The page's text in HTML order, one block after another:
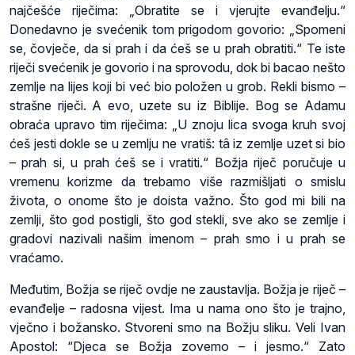
najčešće riječima: „Obratite se i vjerujte evanđelju.“
Donedavno je svećenik tom prigodom govorio: „Spomeni
se, čovječe, da si prah i da ćeš se u prah obratiti.“ Te iste
riječi svećenik je govorio i na sprovodu, dok bi bacao nešto
zemlje na lijes koji bi već bio položen u grob. Rekli bismo –
strašne riječi. A evo, uzete su iz Biblije. Bog se Adamu
obraća upravo tim riječima: „U znoju lica svoga kruh svoj
ćeš jesti dokle se u zemlju ne vratiš: tâ iz zemlje uzet si bio
– prah si, u prah ćeš se i vratiti.“ Božja riječ poručuje u
vremenu korizme da trebamo više razmišljati o smislu
života, o onome što je doista važno. Što god mi bili na
zemlji, što god postigli, što god stekli, sve ako se zemlje i
gradovi nazivali našim imenom – prah smo i u prah se
vraćamo.
Međutim, Božja se riječ ovdje ne zaustavlja. Božja je riječ –
evanđelje – radosna vijest. Ima u nama ono što je trajno,
vječno i božansko. Stvoreni smo na Božju sliku. Veli Ivan
Apostol: “Djeca se Božja zovemo – i jesmo.“ Zato